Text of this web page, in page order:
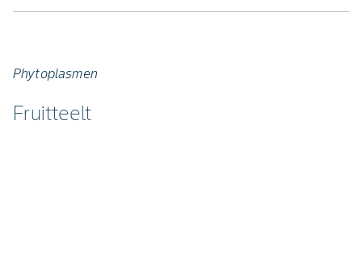
Phytoplasmen
Fruitteelt